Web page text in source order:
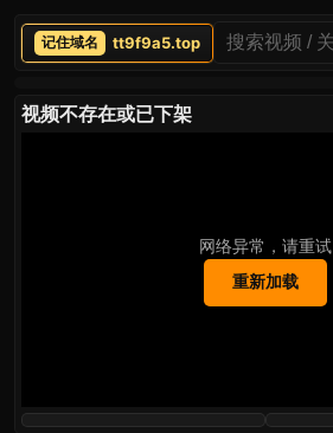
tt9f9a5.top
视频不存在或已下架
网络异常，请重试
重新加载